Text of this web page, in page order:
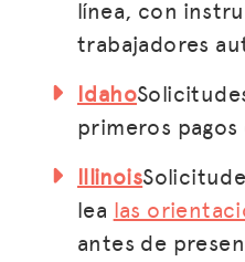
línea, con
trabajadores
Idaho
primeros pagos
Illinois
lea las
antes de